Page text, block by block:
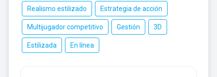
Realismo estilizado Estrategia de acción
Multijugador competitivo Gestión 3D
Estilizada En línea